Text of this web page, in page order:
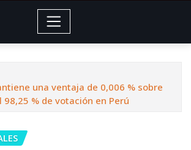
una ventaja de 0,006 % sobre
98,25 % de votación en Perú